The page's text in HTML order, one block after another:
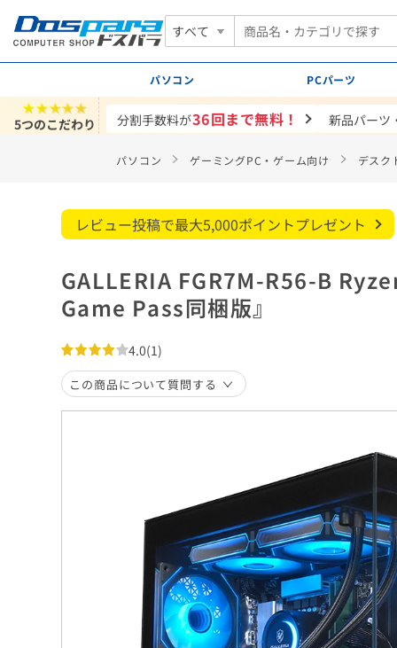
すべて
パソコン PCパーツ
★★★★★
5つのこだわり
分割手数料が36回まで無料！ 新品パーツ
パソコン ゲーミングPC・ゲーム向け デスク
レビュー投稿で最大5,000ポイントプレゼント
GALLERIA FGR7M-R56-B
Game Pass同梱版』
4.0(1)
この商品について質問する